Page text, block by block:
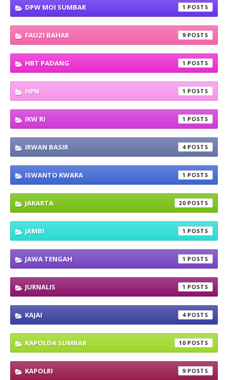
DPW MOI SUMBAR 1
FAUZI BAHAR 9
HBT PADANG 1
HPN 1
IKW RI 1
IRWAN BASIR 4
ISWANTO KWARA 1
JAKARTA 20
JAMBI 1
JAWA TENGAH 1
JURNALIS 1
KAJAI 4
KAPOLDA SUMBAR 10
KAPOLRI 9